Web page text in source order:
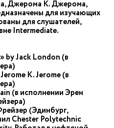
Джерома К. Джерома,
для изучающих
для слушателей,
Intermediate.
by Jack London (в
K. Jerome (в
(в исполнении Эрен
(Эдинбург,
Chester Polytechnic